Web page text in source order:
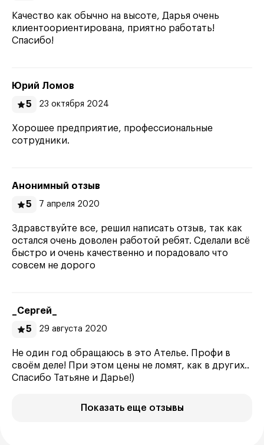
Качество как обычно на высоте, Дарья очень
клиентоориентирована, приятно работать!
Спасибо!
Юрий Ломов
5
23 октября 2024
Хорошее предприятие, профессиональные
сотрудники.
Анонимный отзыв
5
7 апреля 2020
Здравствуйте все, решил написать отзыв, так как
остался очень доволен работой ребят. Сделали всё
быстро и очень качественно и порадовало что
совсем не дорого
_Сергей_
5
29 августа 2020
Не один год обращаюсь в это Ателье. Профи в
своём деле! При этом цены не ломят, как в других..
Спасибо Татьяне и Дарье!)
Показать еще отзывы